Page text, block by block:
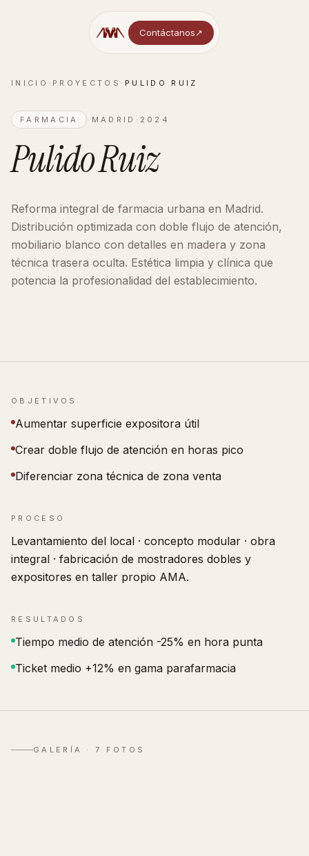
Contáctanos↗︎
INICIO · PROYECTOS · PULIDO RUIZ
FARMACIA · MADRID · 2024
Pulido Ruiz
Reforma integral de farmacia urbana en Madrid.
Distribución optimizada con doble flujo de atención,
mobiliario blanco con detalles en madera y zona
técnica trasera oculta. Estética limpia y clínica que
potencia la profesionalidad del establecimiento.
OBJETIVOS
Aumentar superficie expositora útil
Crear doble flujo de atención en horas pico
Diferenciar zona técnica de zona venta
PROCESO
Levantamiento del local · concepto modular · obra
integral · fabricación de mostradores dobles y
expositores en taller propio AMA.
RESULTADOS
Tiempo medio de atención -25% en hora punta
Ticket medio +12% en gama parafarmacia
GALERÍA · 7 FOTOS